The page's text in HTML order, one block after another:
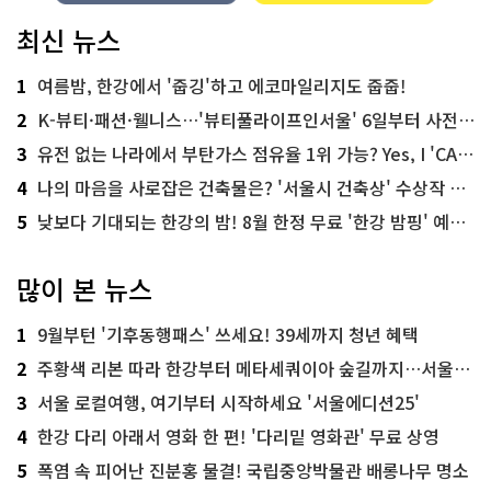
최신 뉴스
1 여름밤, 한강에서 '줍깅'하고 에코마일리지도 줍줍!
2 K-뷰티·패션·웰니스…'뷰티풀라이프인서울' 6일부터 사전 예약
3 유전 없는 나라에서 부탄가스 점유율 1위 가능? Yes, I 'CAN'
4 나의 마음을 사로잡은 건축물은? '서울시 건축상' 수상작 공개!
5 낮보다 기대되는 한강의 밤! 8월 한정 무료 '한강 밤핑' 예약은?
많이 본 뉴스
1 9월부턴 '기후동행패스' 쓰세요! 39세까지 청년 혜택
2 주황색 리본 따라 한강부터 메타세쿼이아 숲길까지…서울둘레길 15코스
3 서울 로컬여행, 여기부터 시작하세요 '서울에디션25'
4 한강 다리 아래서 영화 한 편! '다리밑 영화관' 무료 상영
5 폭염 속 피어난 진분홍 물결! 국립중앙박물관 배롱나무 명소